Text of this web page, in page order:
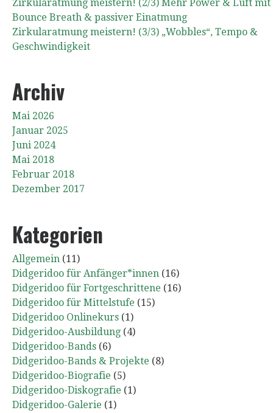
Zirkularatmung meistern! (2/3) Mehr Power & Luft mit
Bounce Breath & passiver Einatmung
Zirkularatmung meistern! (3/3) „Wobbles“, Tempo &
Geschwindigkeit
Archiv
Mai 2026
Januar 2025
Juni 2024
Mai 2018
Februar 2018
Dezember 2017
Kategorien
Allgemein (11)
Didgeridoo für Anfänger*innen (16)
Didgeridoo für Fortgeschrittene (16)
Didgeridoo für Mittelstufe (15)
Didgeridoo Onlinekurs (1)
Didgeridoo-Ausbildung (4)
Didgeridoo-Bands (6)
Didgeridoo-Bands & Projekte (8)
Didgeridoo-Biografie (5)
Didgeridoo-Diskografie (1)
Didgeridoo-Galerie (1)